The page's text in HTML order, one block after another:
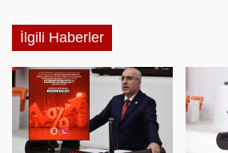
İlgili Haberler